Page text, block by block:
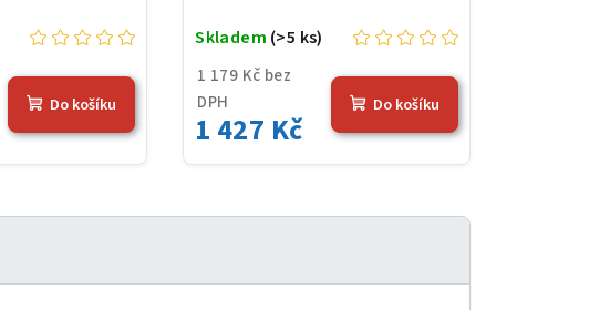
Do košíku
1 179 Kč bez
DPH
1 427 Kč
Skladem (>5 ks)
Do košíku